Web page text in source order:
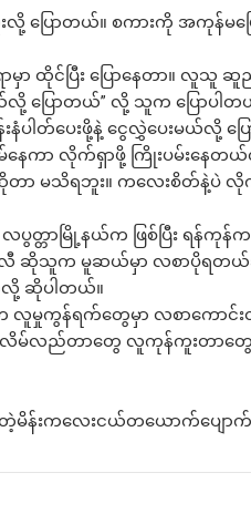
ောတယ်။ စကားကို အကုန်မပြေ
ထိုင်ပြီး ပြောနေတာ။ လူသူ
ပြောတယ်” လို့ သူက ပြောပါတ
နံပါတ်ပေးဖို့နဲ့ ငွေလွှဲပေးမယ်လို့
ကာ လိုက်ရှာဖို့ ကြိုးပမ်းနေတယ်
ာ မသိရဘူး။ ကလေးစိတ်နဲ့ပဲ လို
ပွတ္တာမြို့နယ်က ဖြစ်ပြီး ရန်ကု
ဆိုသူက မူဆယ်မှာ လစာပိုရတယ်ဆို
လို့ ဆိုပါတယ်။
မှုကွန်ရက်တွေမှာ လစာကောင်
ေလိမ်လည်တာတွေ လူကုန်ကူးတာတွ
တဲ့မိန်းကလေးငယ်တယောက်ပျော